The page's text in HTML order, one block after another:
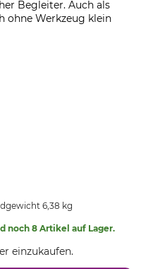
Begleiter. Auch als
ohne Werkzeug klein
6,38 kg
noch 8 Artikel auf Lager.
einzukaufen.